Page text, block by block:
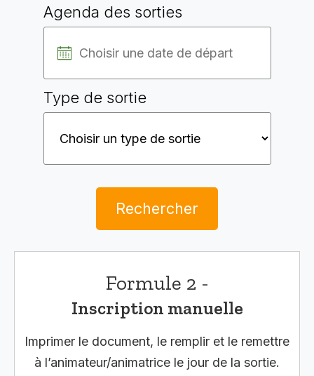
Agenda des sorties
Type de sortie
Rechercher
Formule 2 -
Inscription manuelle
Imprimer le document, le remplir et le remettre
à l’animateur/animatrice le jour de la sortie.